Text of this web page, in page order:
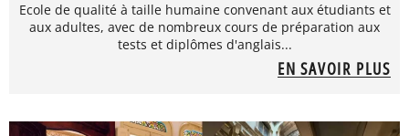
Ecole de qualité à taille humaine convenant aux étudiants et
aux adultes, avec de nombreux cours de préparation aux
tests et diplômes d'anglais...
EN SAVOIR PLUS